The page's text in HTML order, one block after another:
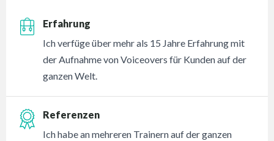
Erfahrung
Ich verfüge über mehr als 15 Jahre Erfahrung mit
der Aufnahme von Voiceovers für Kunden auf der
ganzen Welt.
Referenzen
Ich habe an mehreren Trainern auf der ganzen